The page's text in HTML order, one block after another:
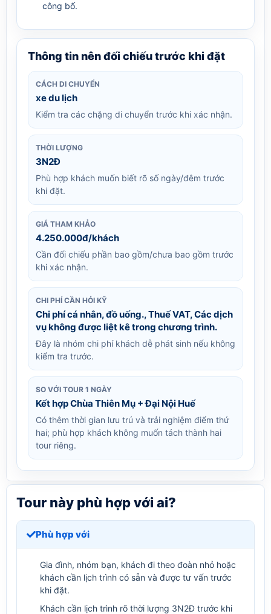
công bố.
Thông tin nên đối chiếu trước khi đặt
CÁCH DI CHUYỂN
xe du lịch
Kiểm tra các chặng di chuyển trước khi xác nhận.
THỜI LƯỢNG
3N2Đ
Phù hợp khách muốn biết rõ số ngày/đêm trước
khi đặt.
GIÁ THAM KHẢO
4.250.000đ/khách
Cần đối chiếu phần bao gồm/chưa bao gồm trước
khi xác nhận.
CHI PHÍ CẦN HỎI KỸ
Chi phí cá nhân, đồ uống., Thuế VAT, Các dịch
vụ không được liệt kê trong chương trình.
Đây là nhóm chi phí khách dễ phát sinh nếu không
kiểm tra trước.
SO VỚI TOUR 1 NGÀY
Kết hợp Chùa Thiên Mụ + Đại Nội Huế
Có thêm thời gian lưu trú và trải nghiệm điểm thứ
hai; phù hợp khách không muốn tách thành hai
tour riêng.
Tour này phù hợp với ai?
Phù hợp với
Gia đình, nhóm bạn, khách đi theo đoàn nhỏ hoặc
khách cần lịch trình có sẵn và được tư vấn trước
khi đặt.
Khách cần lịch trình rõ thời lượng 3N2Đ trước khi